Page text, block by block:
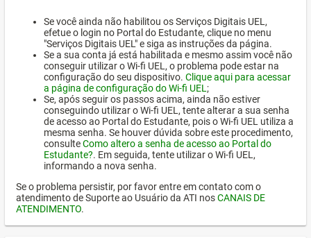
Se você ainda não habilitou os Serviços Digitais UEL,
efetue o login no Portal do Estudante, clique no menu
"Serviços Digitais UEL" e siga as instruções da página.
Se a sua conta já está habilitada e mesmo assim você não
conseguir utilizar o Wi-fi UEL, o problema pode estar na
configuração do seu dispositivo. Clique aqui para acessar
a página de configuração do Wi-fi UEL ;
Se, após seguir os passos acima, ainda não estiver
conseguindo utilizar o Wi-fi UEL, tente alterar a sua senha
de acesso ao Portal do Estudante, pois o Wi-fi UEL utiliza a
mesma senha. Se houver dúvida sobre este procedimento,
consulteComo altero a senha de acesso ao Portal do
Estudante?. Em seguida, tente utilizar o Wi-fi UEL,
informando a nova senha.
Se o problema persistir, por favor entre em contato com o
atendimento de Suporte ao Usuário da ATI nosCANAIS DE
ATENDIMENTO.